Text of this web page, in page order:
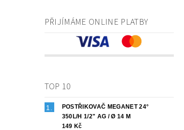
PŘIJÍMÁME ONLINE PLATBY
TOP 10
POSTŘIKOVAČ MEGANET 24°
350L/H 1/2" AG / Ø 14 M
149 Kč